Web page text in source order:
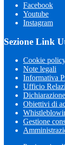
Facebook
Youtube
Instagram
Sezione Link
Cookie
Note legali
Informativa
Ufficio
Obiettivi di
Gestione